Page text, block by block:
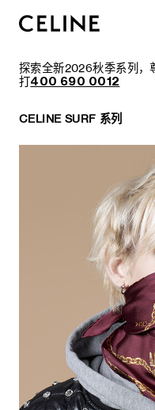
探索全新2026秋季系列
打400 690 0012
CELINE SURF 系列